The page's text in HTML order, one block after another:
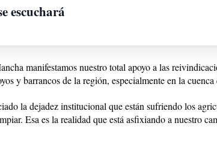
escuchará
manifestamos nuestro total apoyo a las
y barrancos de la región, especialmente en la
la dejadez institucional que están sufriendo los
Esa es la realidad que está asfixiando a nuestro